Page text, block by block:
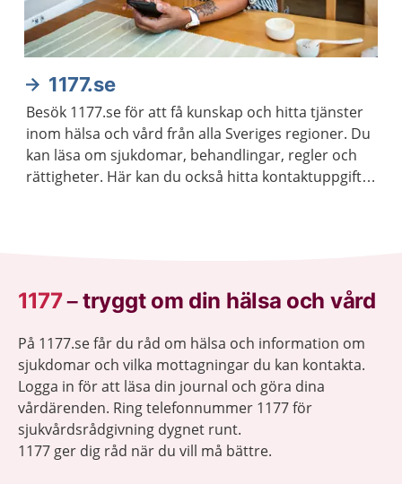
1177.se
Besök 1177.se för att få kunskap och hitta tjänster
inom hälsa och vård från alla Sveriges regioner. Du
kan läsa om sjukdomar, behandlingar, regler och
rättigheter. Här kan du också hitta kontaktuppgifter
1177–tryggt om din hälsa och vård
På 1177.se får du råd om hälsa och information om
sjukdomar och vilka mottagningar du kan kontakta.
Logga in för att läsa din journal och göra dina
vårdärenden. Ring telefonnummer 1177 för
sjukvårdsrådgivning dygnet runt.
1177 ger dig råd när du vill må bättre.